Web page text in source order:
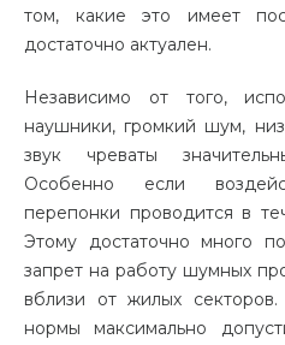
том, какие это имеет
достаточно актуален.
Независимо от того,
наушники, громкий шум,
звук чреваты
Особенно если
перепонки проводится в
Этому достаточно много
запрет на работу шумных
вблизи от жилых
нормы максимально